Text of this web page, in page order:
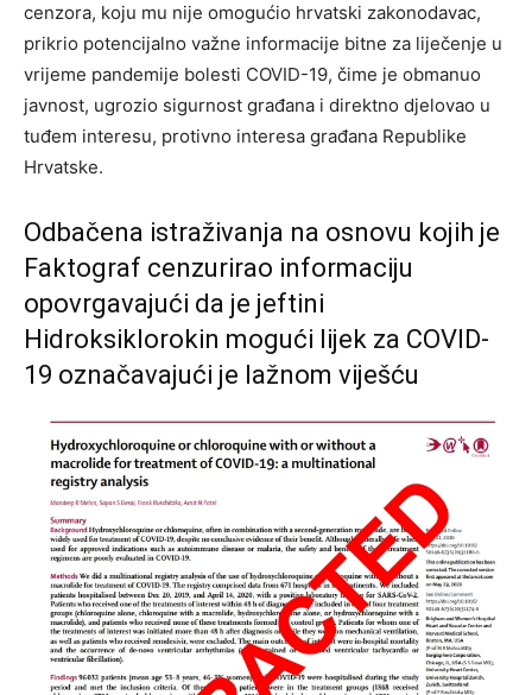
cenzora, koju mu nije omogućio hrvatski zakonodavac,
prikrio potencijalno važne informacije bitne za liječenje u
vrijeme pandemije bolesti COVID-19, čime je obmanuo
javnost, ugrozio sigurnost građana i direktno djelovao u
tuđem interesu, protivno interesa građana Republike
Hrvatske.
Odbačena istraživanja na osnovu kojih je
Faktograf cenzurirao informaciju
opovrgavajući da je jeftini
Hidroksiklorokin mogući lijek za COVID-
19 označavajući je lažnom viješću